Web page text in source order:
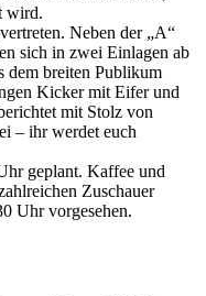
wird.
Neben der „A“
sich in zwei Einlagen ab
dem breiten Publikum
Kicker mit Eifer und
mit Stolz von
– ihr werdet euch
geplant. Kaffee und
Zuschauer
Uhr vorgesehen.